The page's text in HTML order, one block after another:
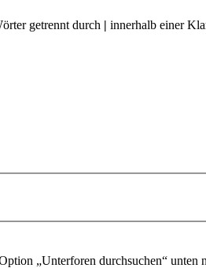
getrennt durch | innerhalb einer
„Unterforen durchsuchen“ unten